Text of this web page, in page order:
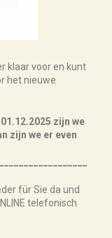
klaar voor en kunt
het nieuwe
zijn we
zijn we er even
für Sie da und
telefonisch